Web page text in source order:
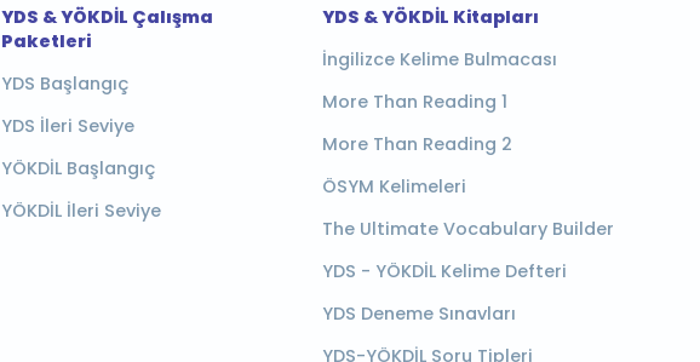
YDS & YÖKDİL Çalışma
Paketleri
YDS Başlangıç
YDS İleri Seviye
YÖKDİL Başlangıç
YÖKDİL İleri Seviye
YDS & YÖKDİL Kitapları
İngilizce Kelime Bulmacası
More Than Reading 1
More Than Reading 2
ÖSYM Kelimeleri
The Ultimate Vocabulary Builder
YDS - YÖKDİL Kelime Defteri
YDS Deneme Sınavları
YDS-YÖKDİL Soru Tipleri